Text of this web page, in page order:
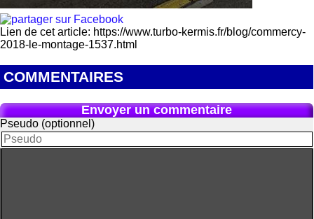
Lien de cet article: https://www.turbo-kermis.fr/blog/commercy-
2018-le-montage-1537.html
COMMENTAIRES
Envoyer un commentaire
Pseudo (optionnel)